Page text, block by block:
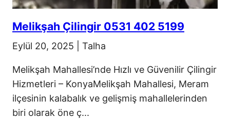
Melikşah Çilingir 0531 402 5199
Eylül 20, 2025 Talha
Melikşah Mahallesi’nde Hızlı ve Güvenilir Çilingir
Hizmetleri – KonyaMelikşah Mahallesi, Meram
ilçesinin kalabalık ve gelişmiş mahallelerinden
biri olarak öne ç...